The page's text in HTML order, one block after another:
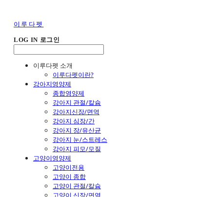
이루다펫
LOG IN 로그인
이루다펫 소개
이루다펫이란?
강아지영양제
종합영양제
강아지 관절/칼슘
강아지신장/면역
강아지 심장/간
강아지 장/유산균
강아지 눈/스트레스
강아지 피모/모질
고양이영양제
고양이전용
고양이 종합
고양이 관절/칼슘
고양이 신장/면역